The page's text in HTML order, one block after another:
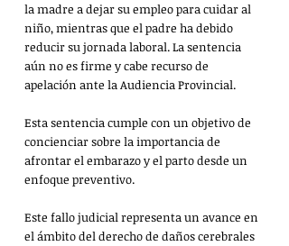
la madre a dejar su empleo para cuidar al
niño, mientras que el padre ha debido
reducir su jornada laboral. La sentencia
aún no es firme y cabe recurso de
apelación ante la Audiencia Provincial.
Esta sentencia cumple con un objetivo de
concienciar sobre la importancia de
afrontar el embarazo y el parto desde un
enfoque preventivo.
Este fallo judicial representa un avance en
el ámbito del derecho de daños cerebrales